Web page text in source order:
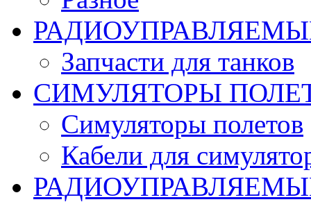
Запчасти для танков
СИМУЛЯТОРЫ
Симуляторы полетов
Кабели для